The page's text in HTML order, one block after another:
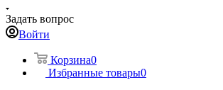
Задать вопрос
Войти
Корзина0
Избранные товары0